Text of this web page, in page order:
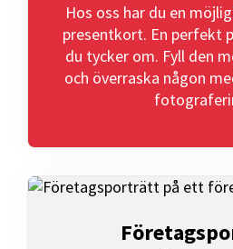
Hos oss har du en
presentkort. En perfekt
du tycker om. Fyll den
och överraska någon